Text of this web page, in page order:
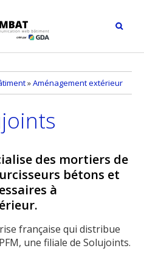
»Aménagement extérieur
des mortiers de
bétons et
à
française qui distribue
une filiale de Solujoints.